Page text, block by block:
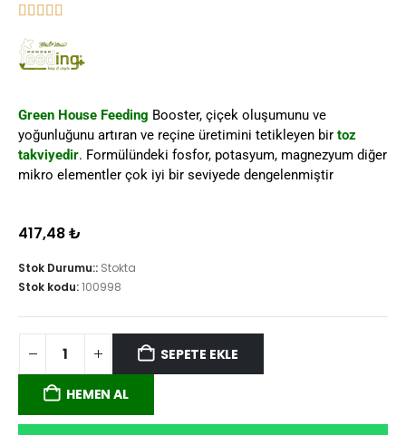
Green House Feeding Booster, çiçek oluşumunu ve
yoğunluğunu artıran ve reçine üretimini tetikleyen bir toz
takviyedir. Formülündeki fosfor, potasyum, magnezyum diğer
mikro elementler çok iyi bir seviyede dengelenmiştir
417,48₺
Stok Durumu:: Stokta
Stok kodu:100998
SEPETE EKLE
HEMEN AL